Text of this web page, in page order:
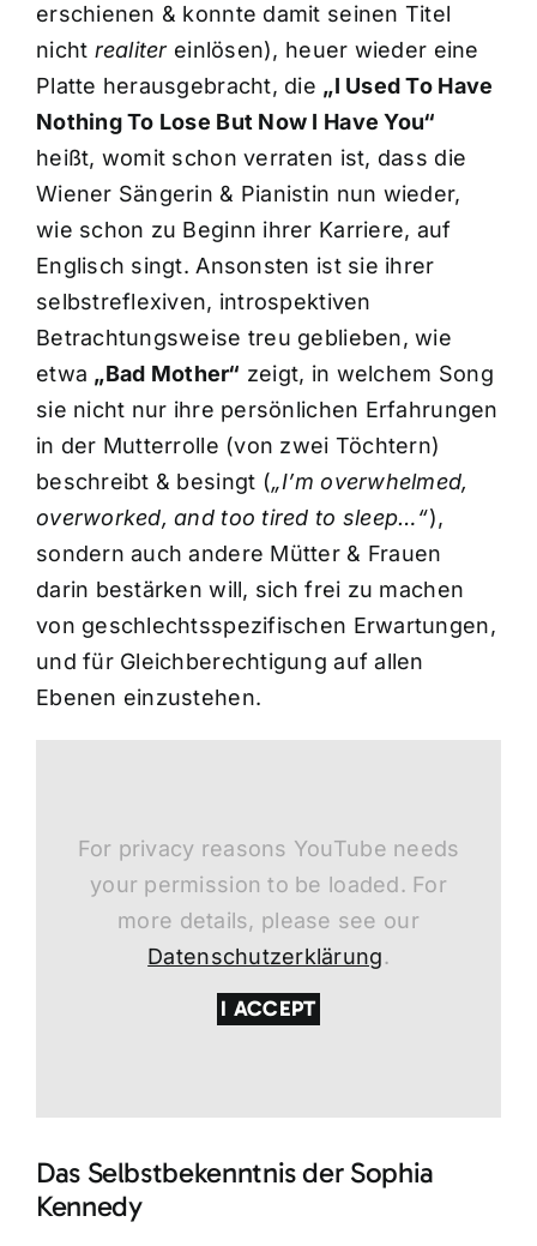
erschienen & konnte damit seinen Titel
nicht realitereinlösen), heuer wieder eine
Platte herausgebracht, die „I Used To Have
Nothing To Lose But Now I Have You“
heißt, womit schon verraten ist, dass die
Wiener Sängerin & Pianistin nun wieder,
wie schon zu Beginn ihrer Karriere, auf
Englisch singt. Ansonsten ist sie ihrer
selbstreflexiven, introspektiven
Betrachtungsweise treu geblieben, wie
etwa „Bad Mother“ zeigt, in welchem Song
sie nicht nur ihre persönlichen Erfahrungen
in der Mutterrolle (von zwei Töchtern)
beschreibt & besingt („I’m overwhelmed,
overworked, and too tired to sleep…“),
sondern auch andere Mütter & Frauen
darin bestärken will, sich frei zu machen
von geschlechtsspezifischen Erwartungen,
und für Gleichberechtigung auf allen
Ebenen einzustehen.
For privacy reasons YouTube needs
your permission to be loaded. For
more details, please see our
Datenschutzerklärung.
I ACCEPT
Das Selbstbekenntnis der Sophia
Kennedy